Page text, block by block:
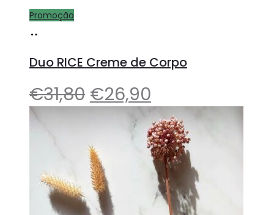
Promoção
Duo RICE Creme de Corpo
€31,80 €26,90